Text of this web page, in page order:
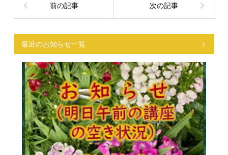
前の記事 次の記事
最近のお知らせ一覧